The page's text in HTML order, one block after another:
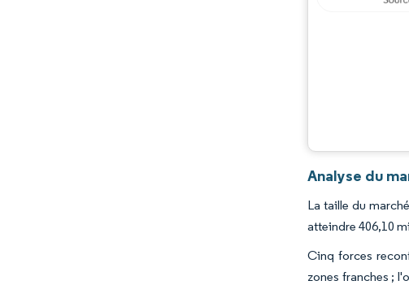
Analyse du
La taille du
atteindre 406,10
Cinq forces
zones franches ;